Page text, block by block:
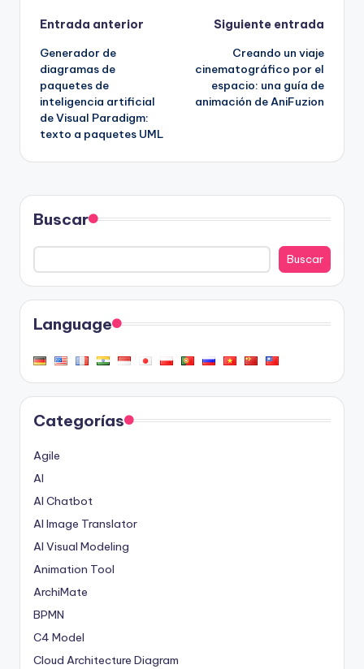
Navegación
de
entradas
Entrada anterior
Generador de
diagramas de
paquetes de
inteligencia artificial
de Visual Paradigm:
texto a paquetes UML
Siguiente entrada
Creando un viaje
cinematográfico por el
espacio: una guía de
animación de AniFuzion
Buscar
Buscar
Language
Categorías
Agile
AI
AI Chatbot
AI Image Translator
AI Visual Modeling
Animation Tool
ArchiMate
BPMN
C4 Model
Cloud Architecture Diagram